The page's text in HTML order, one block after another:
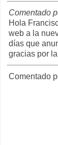
Comentado
Hola
web a la
días que
gracias por
Comentado